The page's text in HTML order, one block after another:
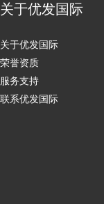
关于优发国际
关于优发国际
荣誉资质
服务支持
联系优发国际